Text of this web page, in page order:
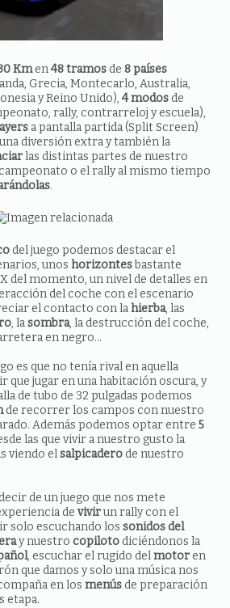
Kmen48 tramosde 8 países
Grecia, Montecarlo, Australia,
y Reino Unido), 4 modosde
rally, contrarreloj y escuela),
a pantalla partida (Split Screen)
diversión extra y también la
las distintas partes de nuestro
o el rally al mismo tiempo
.
del juego podemos destacar el
unos horizontesbastante
del momento, un nivel de detalles en
del coche con el escenario
el contacto con lahierba, las
, lasombra, la destrucción del coche,
en negro...
es que no tenía rival en aquella
que jugar en una habitación oscura, y
de tubo de 32 pulgadas podemos
de recorrer los campos con nuestro
Además podemos optar entre 5
las que vivir a nuestro gusto la
viendo elsalpicaderode nuestro
de un juego que nos mete
de vivirun rally con el
solo escuchando los sonidos del
y nuestro copilotodiciéndonos la
, escuchar el rugido delmotoren
que damos y solo una música nos
en los menúsde preparación
etapa.